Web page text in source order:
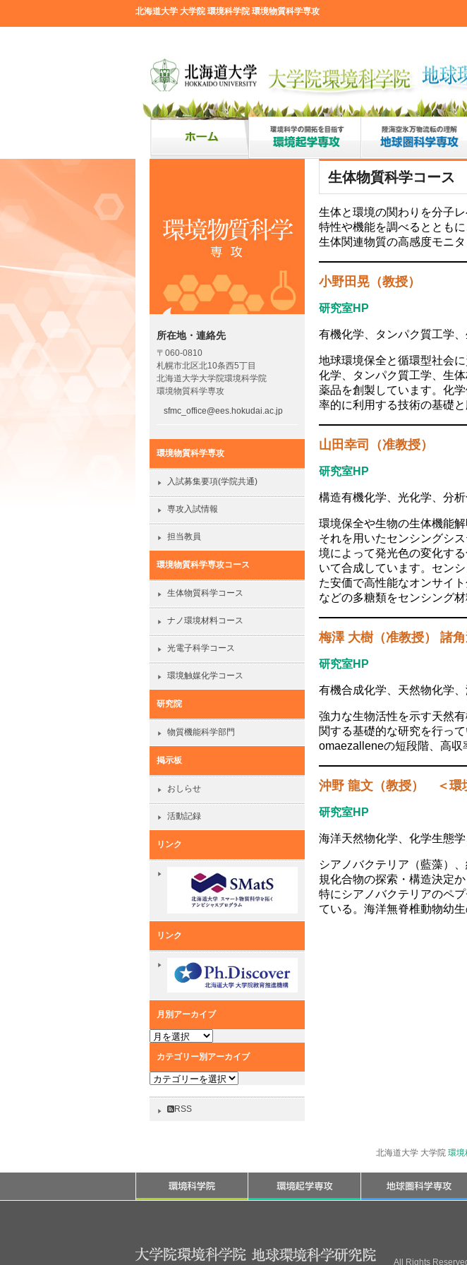
北海道大学 大学院 環境科学院 環境物質科学専攻
生体物質科学コース
生体と環境の関わりを分子
特性や機能を調べるととも
生体関連物質の高感度モニ
小野田晃（教授）
研究室HP
有機化学、タンパク質工学
地球環境保全と循環型社会
化学、タンパク質工学、生
薬品を創製しています。化
率的に利用する技術の基礎
山田幸司（准教授）
研究室HP
構造有機化学、光化学、分
環境保全や生物の生体機能
それを用いたセンシングシ
境によって発光色の変化す
いて合成しています。セン
た安価で高性能なオンサイ
などの多糖類をセンシング
梅澤 大樹（准教授） 諸
研究室HP
有機合成化学、天然物化学
強力な生物活性を示す天然
関する基礎的な研究を行っ
omaezalleneの短段階、高収
沖野 龍文（教授） ＜環
研究室HP
海洋天然物化学、化学生態
シアノバクテリア（藍藻）
規化合物の探索・構造決定
特にシアノバクテリアのペ
ている。海洋無脊椎動物幼
所在地・連絡先
〒060-0810
札幌市北区北10条西5丁目
北海道大学大学院環境科学院
環境物質科学専攻
sfmc_office@ees.hokudai.ac.jp
環境物質科学専攻
入試募集要項(学院共通)
専攻入試情報
担当教員
環境物質科学専攻コース
生体物質科学コース
ナノ環境材料コース
光電子科学コース
環境触媒化学コース
研究院
物質機能科学部門
掲示板
おしらせ
活動記録
リンク
リンク
月別アーカイブ
月
ー
カ
イ
カテゴリー別アーカイブ
カ
ゴ
カ
RSS
北海道大学 大学院 環境
All Rights